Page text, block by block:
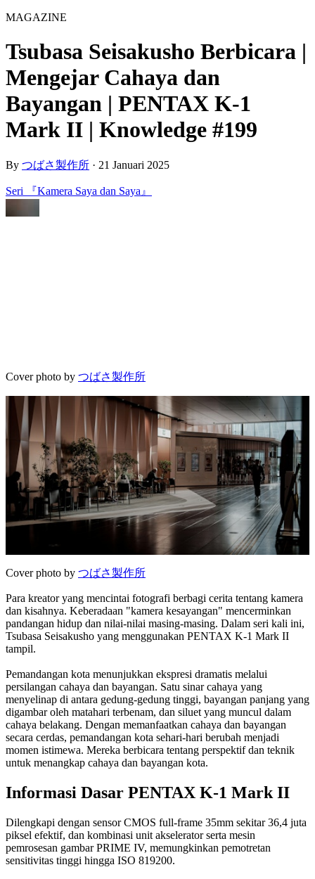
MAGAZINE
Tsubasa Seisakusho Berbicara |
Mengejar Cahaya dan
Bayangan | PENTAX K-1
Mark II | Knowledge #199
By つばさ製作所 · 21 Januari 2025
Seri 『Kamera Saya dan Saya』
Cover photo by つばさ製作所
Cover photo by つばさ製作所
Para kreator yang mencintai fotografi berbagi cerita tentang kamera
dan kisahnya. Keberadaan "kamera kesayangan" mencerminkan
pandangan hidup dan nilai-nilai masing-masing. Dalam seri kali ini,
Tsubasa Seisakusho yang menggunakan PENTAX K-1 Mark II
tampil.
Pemandangan kota menunjukkan ekspresi dramatis melalui
persilangan cahaya dan bayangan. Satu sinar cahaya yang
menyelinap di antara gedung-gedung tinggi, bayangan panjang yang
digambar oleh matahari terbenam, dan siluet yang muncul dalam
cahaya belakang. Dengan memanfaatkan cahaya dan bayangan
secara cerdas, pemandangan kota sehari-hari berubah menjadi
momen istimewa. Mereka berbicara tentang perspektif dan teknik
untuk menangkap cahaya dan bayangan kota.
Informasi Dasar PENTAX K-1 Mark II
Dilengkapi dengan sensor CMOS full-frame 35mm sekitar 36,4 juta
piksel efektif, dan kombinasi unit akselerator serta mesin
pemrosesan gambar PRIME IV, memungkinkan pemotretan
sensitivitas tinggi hingga ISO 819200.